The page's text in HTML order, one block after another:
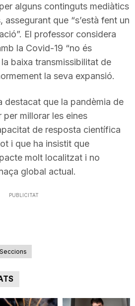
alguns continguts mediàtics
assegurant que “s’està fent un
El professor considera
la Covid-19 “no és
baixa transmissibilitat de
la seva expansió.
destacat que la pandèmia de
millorar les eines
de resposta científica
i que ha insistit que
molt localitzat i no
global actual.
PUBLICITAT